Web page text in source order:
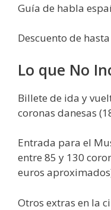
Guía de habla
Descuento de
Lo que No
Billete de ida y
coronas danesas
Entrada para el
entre 85 y 130
euros
Otros extras en la